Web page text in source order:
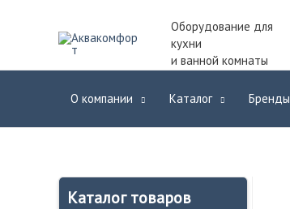
Оборудование для
кухни
и ванной комнаты
О компании Каталог Бренды
Каталог товаров